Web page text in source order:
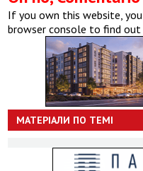
If you own this website,
browser console to find out
МАТЕРІАЛИ ПО ТЕМІ